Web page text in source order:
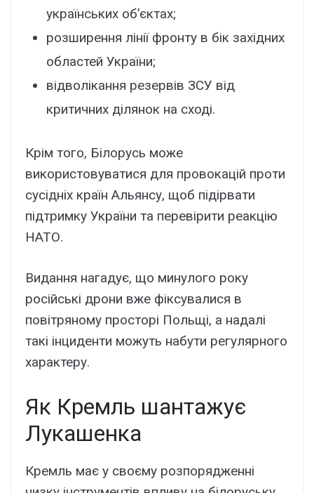
українських об’єктах;
розширення лінії фронту в бік західних
областей України;
відволікання резервів ЗСУ від
критичних ділянок на сході.
Крім того, Білорусь може
використовуватися для провокацій проти
сусідніх країн Альянсу, щоб підірвати
підтримку України та перевірити реакцію
НАТО.
Видання нагадує, що минулого року
російські дрони вже фіксувалися в
повітряному просторі Польщі, а надалі
такі інциденти можуть набути регулярного
характеру.
Як Кремль шантажує
Лукашенка
Кремль має у своєму розпорядженні